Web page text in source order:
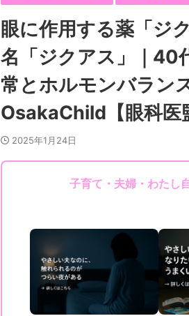
眼に作用する薬「ジ
名「ジクアス」｜40
常とホルモンバラン
OsakaChild【眼科医
2025年1月24日
子育て・夫婦・わたし